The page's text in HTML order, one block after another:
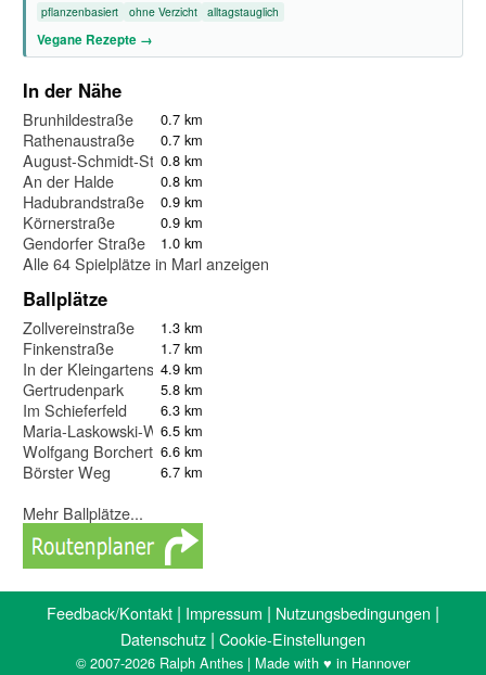
pflanzenbasiert ohne Verzicht alltagstauglich
Vegane Rezepte →
In der Nähe
Brunhildestraße 0.7 km
Rathenaustraße 0.7 km
August-Schmidt-Straße
0.8 km
An der Halde 0.8 km
Hadubrandstraße 0.9 km
Körnerstraße 0.9 km
Gendorfer Straße 1.0 km
Alle 64 Spielplätze in Marl anzeigen
Ballplätze
Zollvereinstraße 1.3 km
Finkenstraße 1.7 km
In der Kleingartensiedlung Im Grünen
4.9 km
Gertrudenpark 5.8 km
Im Schieferfeld 6.3 km
Maria-Laskowski-Weg6.5 km
Wolfgang Borchert Schule
6.6 km
Börster Weg 6.7 km
Mehr Ballplätze...
Feedback/Kontakt | Impressum | Nutzungsbedingungen |
Datenschutz | Cookie-Einstellungen
© 2007-2026 Ralph Anthes | Made with ♥ in Hannover